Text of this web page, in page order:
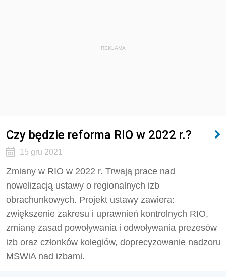
REKLAMA
Czy będzie reforma RIO w 2022 r.?
15 gru 2021
Zmiany w RIO w 2022 r. Trwają prace nad
nowelizacją ustawy o regionalnych izb
obrachunkowych. Projekt ustawy zawiera:
zwiększenie zakresu i uprawnień kontrolnych RIO,
zmianę zasad powoływania i odwoływania prezesów
izb oraz członków kolegiów, doprecyzowanie nadzoru
MSWiA nad izbami.